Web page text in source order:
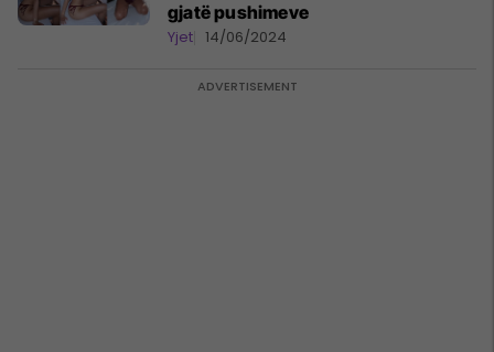
gjatë pushimeve
Yjet 14/06/2024